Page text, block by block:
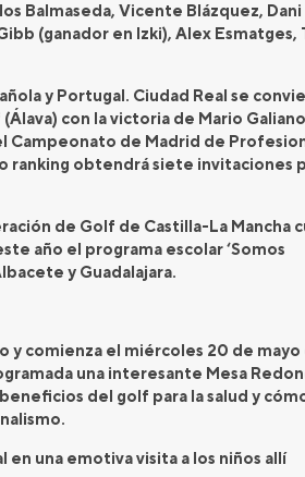
Balmaseda, Vicente Blázquez, Dani
(ganador en Izki), Alex Esmatges,
y Portugal. Ciudad Real se
con la victoria de Mario
Campeonato de Madrid de
ranking obtendrá siete invitaciones
de Golf de Castilla-La Mancha
año el programa escolar ‘Somos
y Guadalajara.
y comienza el miércoles 20 de mayo
una interesante Mesa
del golf para la salud y
en una emotiva visita a los niños allí